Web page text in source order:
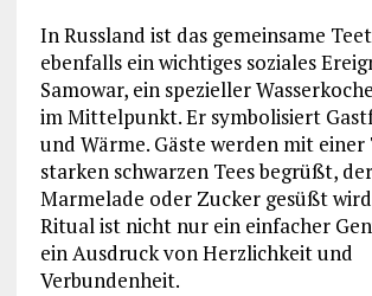
In Russland ist das gemeinsame
ebenfalls ein wichtiges soziales
Samowar, ein spezieller
im Mittelpunkt. Er symbolisiert
und Wärme. Gäste werden mit einer
starken schwarzen Tees begrüßt,
Marmelade oder Zucker gesüßt
Ritual ist nicht nur ein einfacher
ein Ausdruck von Herzlichkeit und
Verbundenheit.